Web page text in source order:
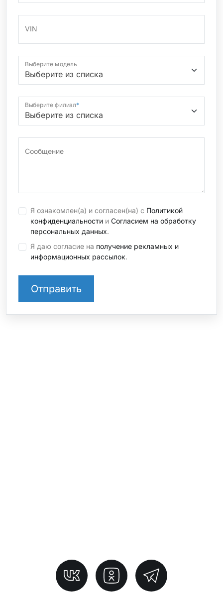
VIN
Выберите модель
Выберите филиал*
Сообщение
Я ознакомлен(а) и согласен(на) с Политикой
конфиденциальности и Согласием на обработку
персональных данных.
Я даю согласие на получение рекламных и
информационных рассылок.